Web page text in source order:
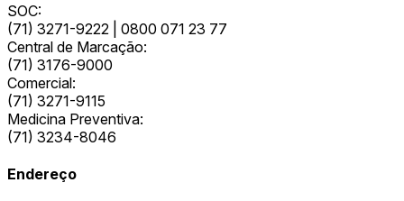
SOC:
(71) 3271-9222 | 0800 071 23 77
Central de Marcação:
(71) 3176-9000
Comercial:
(71) 3271-9115
Medicina Preventiva:
(71) 3234-8046
Endereço